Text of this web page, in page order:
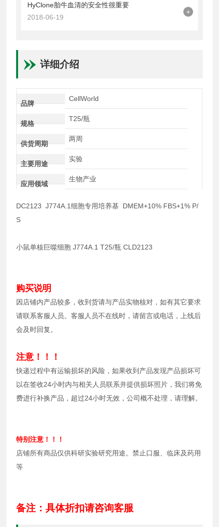
HyClone胎牛血清的安全性很重要
2018-06-19
+
详细介绍
品牌
CellWorld
规格
T25/瓶
供货周期
两周
主要用途
实验
应用领域
生物产业
DC2123 J774A.1细胞专用培养基 DMEM+10% FBS+1% P/
S
小鼠单核巨噬细胞 J774A.1 T25/瓶 CLD2123
购买说明
因店铺内产品较多，收到货请与产品实物核对，如有其它要求
请联系客服人员。客服人员不在线时，请留言或电话，上线后
会及时回复。
注意！！！
快递过程中有运输损坏的风险，如果收到产品发现产品损坏可
以在签收24小时内与相关人员联系并提供损坏照片，我们将免
费进行补换产品，超过24小时无效，公司概不处理，请理解。
特别注意！！！
店铺所有商品仅供科研实验研究用途。禁止口服、临床及药用
等
备注：具体折扣请咨询客服